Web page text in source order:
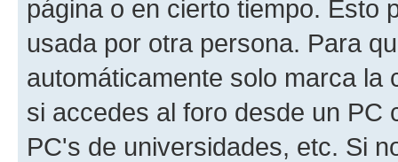
página o en cierto tiempo. Esto
usada por otra persona. Para
automáticamente solo marca la
si accedes al foro desde un PC
PC's de universidades, etc. Si